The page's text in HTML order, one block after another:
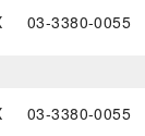
03-3380-0055
03-3380-0055